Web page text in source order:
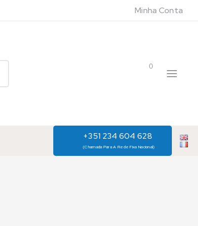
Minha Conta
0
+351 234 604 628
(Chamada Para A Rede Fixa Nacional)